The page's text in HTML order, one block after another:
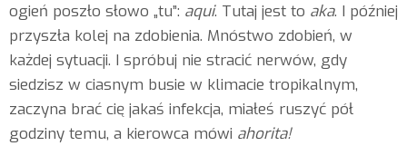
ogień poszło słowo „tu”: aqui. Tutaj jest to aka. I później
przyszła kolej na zdobienia. Mnóstwo zdobień, w
każdej sytuacji. I spróbuj nie stracić nerwów, gdy
siedzisz w ciasnym busie w klimacie tropikalnym,
zaczyna brać cię jakaś infekcja, miałeś ruszyć pół
godziny temu, a kierowca mówi ahorita!